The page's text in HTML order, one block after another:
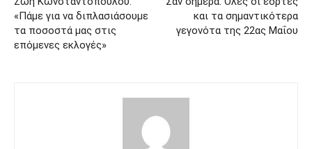
«Πάμε για να διπλασιάσουμε
τα ποσοστά μας στις
επόμενες εκλογές»
και τα σημαντικότερα
γεγονότα της 22ας Μαΐου